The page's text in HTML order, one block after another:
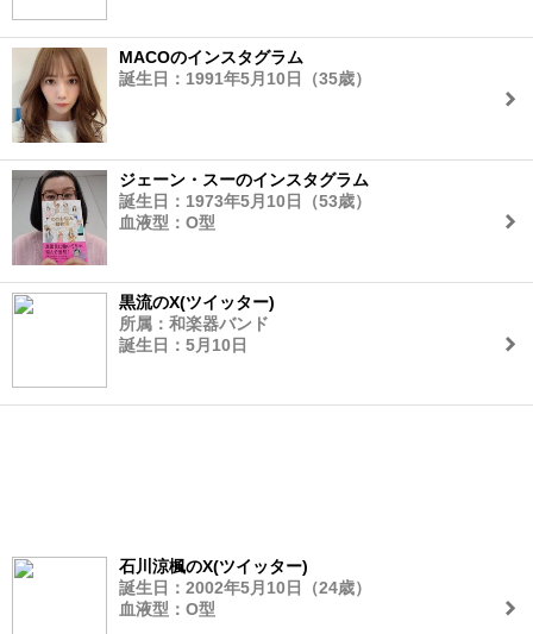
MACOのインスタグラム
誕生日：1991年5月10日（35歳）
ジェーン・スーのインスタグラム
誕生日：1973年5月10日（53歳）
血液型：O型
黒流のX(ツイッター)
所属：和楽器バンド
誕生日：5月10日
石川涼楓のX(ツイッター)
誕生日：2002年5月10日（24歳）
血液型：O型